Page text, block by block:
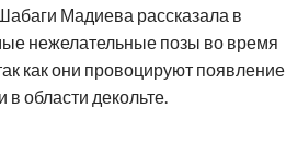
Мадиева рассказала в
нежелательные позы во время
как они провоцируют появление
области декольте.